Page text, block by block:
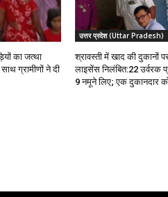
का जत्था
ग्रामीणों ने दी
उत्तर प्रदेश (Uttar Pradesh)
श्रावस्ती में खाद की दुकानों
लाइसेंस निलंबित:22 उर्वरक
9 नमूने लिए; एक दुकानदार